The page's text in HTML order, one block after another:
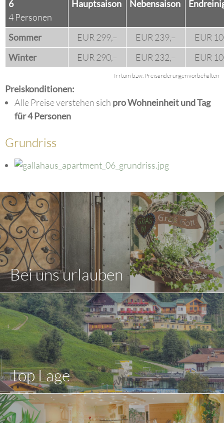
6
4 Personen
Hauptsaison Nebensaison
Sommer EUR 299,– EUR 239,–
EUR
Winter
EUR 290,– EUR 232,– EUR
Irrtum bzw. Preisänderungen vorbehalten
Preiskonditionen:
Alle Preise verstehen sich pro Wohneinheit und Tag
für 4 Personen
Grundriss
Bei uns urlauben
Top Lage